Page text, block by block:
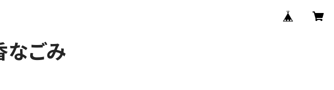
なごみ